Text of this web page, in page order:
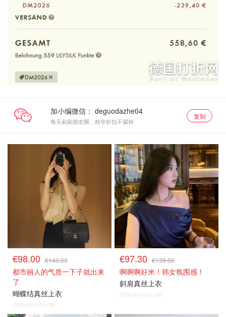
加小编微信：
每天刷刷朋友圈，精华折扣不漏掉
复制
€98.00 €140.00
都市丽人的气质一下子就出来
了
蝴蝶结真丝上衣
@dealmoon.de
€97.30 €139.00
啊啊啊好米！韩女氛围感！
斜肩真丝上衣
@dealmoon.de